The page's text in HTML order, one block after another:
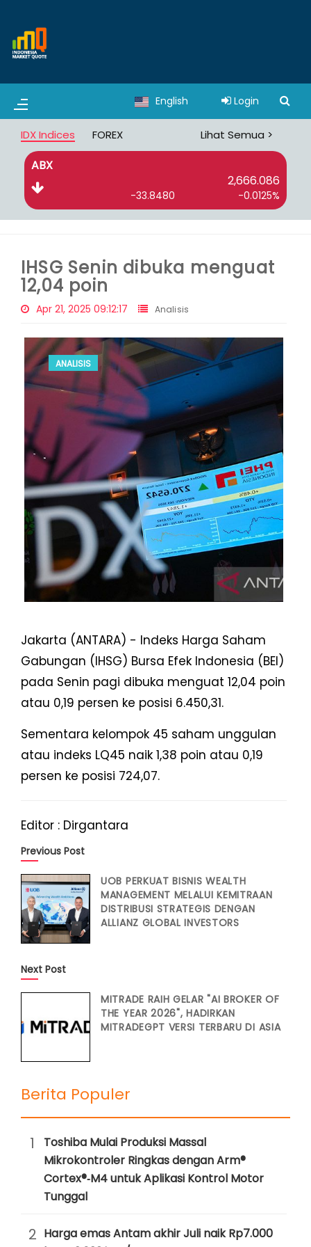
English Login
IDX Indices FOREX Lihat Semua >
ABX
2,666.086
-33.8480 -0.0125%
IHSG Senin dibuka menguat
12,04 poin
Apr 21, 2025 09:12:17 Analisis
ANALISIS
Jakarta (ANTARA) - Indeks Harga Saham
Gabungan (IHSG) Bursa Efek Indonesia (BEI)
pada Senin pagi dibuka menguat 12,04 poin
atau 0,19 persen ke posisi 6.450,31.
Sementara kelompok 45 saham unggulan
atau indeks LQ45 naik 1,38 poin atau 0,19
persen ke posisi 724,07.
Editor : Dirgantara
Previous Post
UOB PERKUAT BISNIS WEALTH
MANAGEMENT MELALUI KEMITRAAN
DISTRIBUSI STRATEGIS DENGAN
ALLIANZ GLOBAL INVESTORS
Next Post
MITRADE RAIH GELAR "AI BROKER OF
THE YEAR 2026", HADIRKAN
MITRADEGPT VERSI TERBARU DI ASIA
Berita Populer
1
Toshiba Mulai Produksi Massal
Mikrokontroler Ringkas dengan Arm®
Cortex®‑M4 untuk Aplikasi Kontrol Motor
Tunggal
2 Harga emas Antam akhir Juli naik Rp7.000